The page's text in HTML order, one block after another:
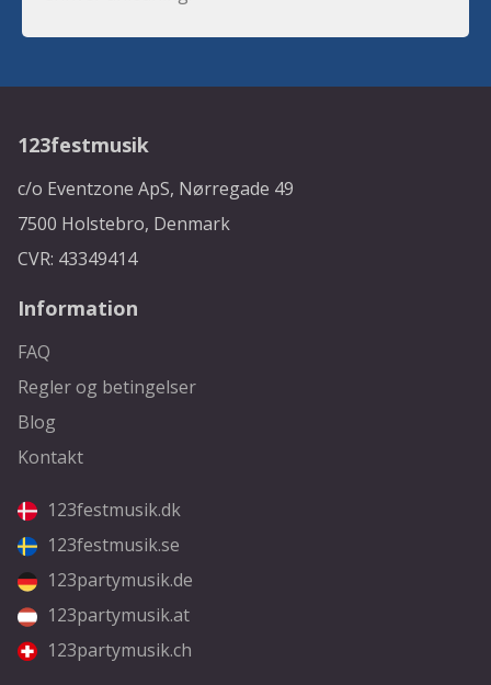
123festmusik
c/o Eventzone ApS, Nørregade 49
7500 Holstebro, Denmark
CVR: 43349414
Information
FAQ
Regler og betingelser
Blog
Kontakt
123festmusik.dk
123festmusik.se
123partymusik.de
123partymusik.at
123partymusik.ch